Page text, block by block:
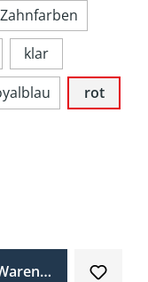
Zahnfarben
klar
rot